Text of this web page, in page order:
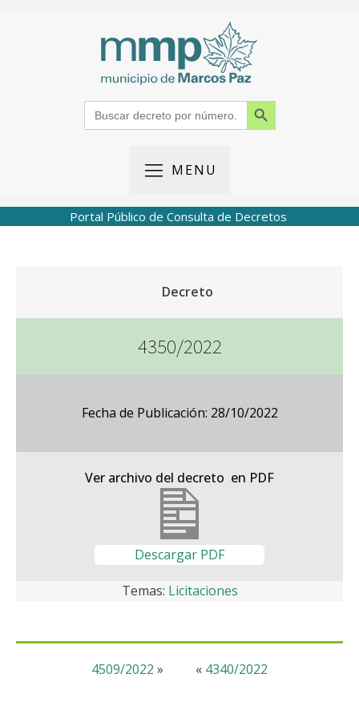
Search
for:
Search Button
MENU
Portal Público de Consulta de Decretos
Decreto
4350/2022
Fecha de Publicación: 28/10/2022
Ver archivo del decreto en PDF
Descargar PDF
Temas: Licitaciones
« 4340/2022
4509/2022 »